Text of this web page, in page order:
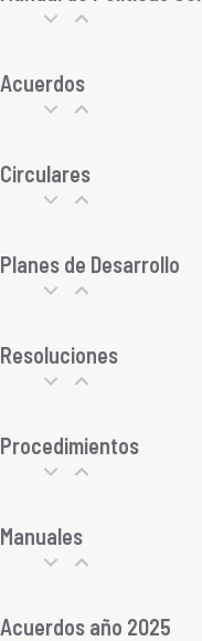
Acuerdos
Circulares
Planes de Desarrollo
Resoluciones
Procedimientos
Manuales
Acuerdos año 2025